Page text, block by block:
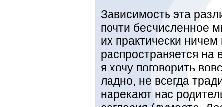
Зависимость эта
почти бесчисленное
их практически
распространяется
я хочу поговорить
ладно, не всегда
нарекают нас